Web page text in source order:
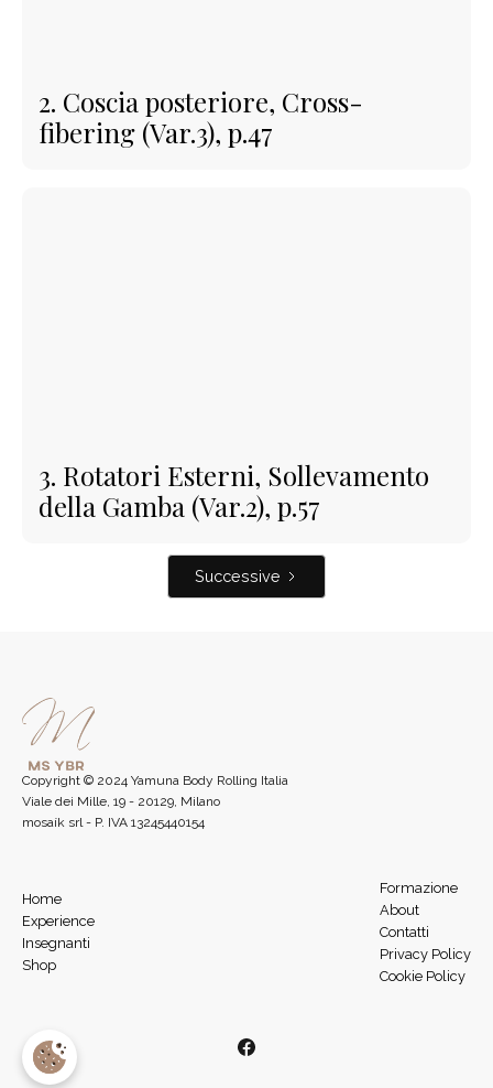
2. Coscia posteriore, Cross-
fibering (Var.3), p.47
3. Rotatori Esterni, Sollevamento
della Gamba (Var.2), p.57
Successive
Copyright © 2024 Yamuna Body Rolling Italia
Viale dei Mille, 19 - 20129, Milano
mosaík srl - P. IVA 13245440154
Home
Experience
Insegnanti
Shop
Formazione
About
Contatti
Privacy Policy
Cookie Policy